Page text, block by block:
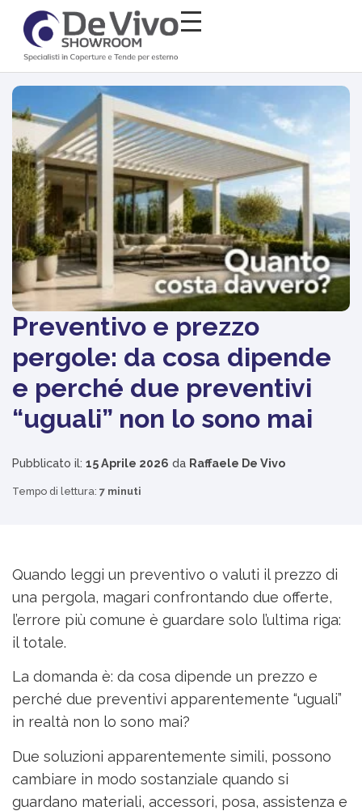
Preventivo e prezzo
pergole: da cosa dipende
e perché due preventivi
“uguali” non lo sono mai
Pubblicato il: 15 Aprile 2026 da Raffaele De Vivo
Tempo di lettura: 7 minuti
Quando leggi un preventivo o valuti il prezzo di
una pergola, magari confrontando due offerte,
l’errore più comune è guardare solo l’ultima riga:
il totale.
La domanda è: da cosa dipende un prezzo e
perché due preventivi apparentemente “uguali”
in realtà non lo sono mai?
Due soluzioni apparentemente simili, possono
cambiare in modo sostanziale quando si
guardano materiali, accessori, posa, assistenza e